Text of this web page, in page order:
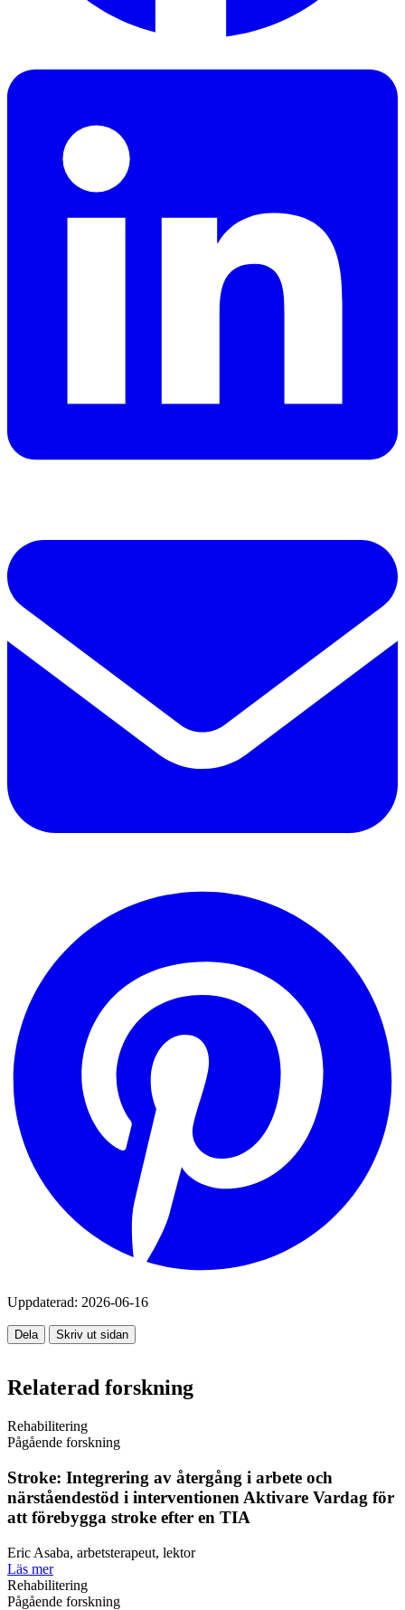
Uppdaterad: 2026-06-16
Dela Skriv ut sidan
Relaterad forskning
Rehabilitering
Pågående forskning
Stroke: Integrering av återgång i arbete och
närståendestöd i interventionen Aktivare Vardag för
att förebygga stroke efter en TIA
Eric Asaba, arbetsterapeut, lektor
Läs mer
Rehabilitering
Pågående forskning